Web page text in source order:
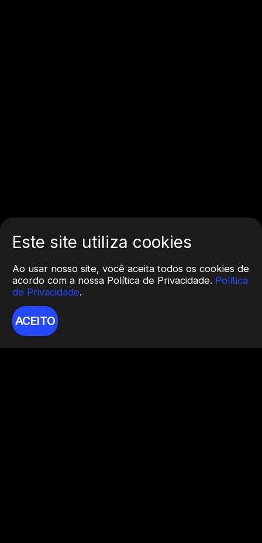
Este site utiliza cookies
Ao usar nosso site, você aceita todos os cookies de
acordo com a nossa Política de Privacidade. Política
de Privacidade.
ACEITO